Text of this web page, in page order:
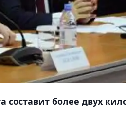
составит более двух